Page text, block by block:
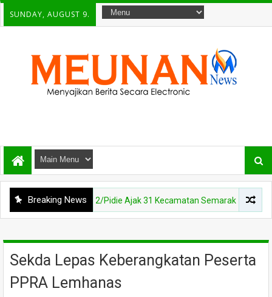
SUNDAY, AUGUST 9.
Breaking News
Kodim 0102/Pidie Ajak 31 Kecamatan Semarakkan HUT RI ke-81
Sekda Lepas Keberangkatan Peserta
PPRA Lemhanas